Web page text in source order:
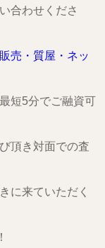
合わせくださ
販売・質屋・ネッ
短5分でご融資可
頂き対面での査
に来ていただく